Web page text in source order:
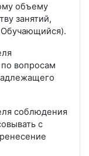
объему
занятий,
Обучающийся).
вопросам
соблюдения
с